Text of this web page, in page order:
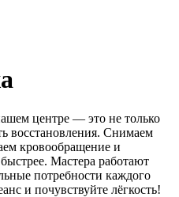
центре — это не только
восстановления. Снимаем
кровообращение и
Мастера работают
потребности каждого
и почувствуйте лёгкость!